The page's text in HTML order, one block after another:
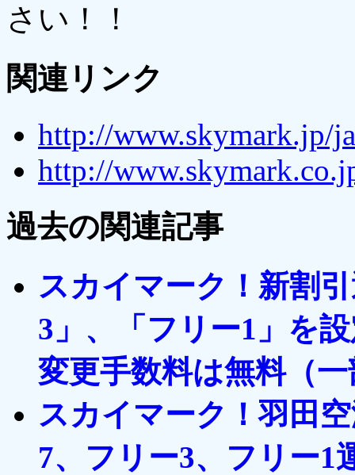
さい！！
関連リンク
http://www.skymark.jp/
http://
過去の関連記事
スカイマーク！新割
3」、「フリー1」を
変更手数料は無料（
スカイマーク！羽田
7、フリー3、フリー1